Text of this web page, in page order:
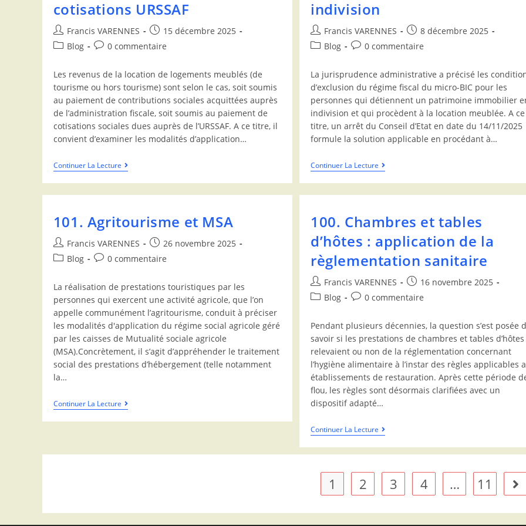
cotisations URSSAF
Francis VARENNES
15 décembre 2025
Blog
0 commentaire
Les revenus de la location de logements meublés (de
tourisme ou hors tourisme) sont selon le cas, soit soumis
au paiement de contributions sociales acquittées auprès
de l’administration fiscale, soit soumis au paiement de
cotisations sociales dues auprès de l’URSSAF. A ce titre, il
convient d’examiner les modalités d’application…
Continuer La Lecture
indivision
Francis VARENNES
8 décembre 2025
Blog
0 commentaire
La jurisprudence administrative a précisé les
d’exclusion du régime fiscal du micro-BIC pour les
personnes qui détiennent un patrimoine immobilier
indivision et qui procèdent à la location meublée. A ce
titre, un arrêt du Conseil d’Etat en date du 14/11/2025
formule la solution applicable en procédant à…
Continuer La Lecture
101. Agritourisme et MSA
Francis VARENNES
26 novembre 2025
Blog
0 commentaire
La réalisation de prestations touristiques par les
personnes qui exercent une activité agricole, que l’on
appelle communément l’agritourisme, conduit à préciser
les modalités d'application du régime social agricole géré
par les caisses de Mutualité sociale agricole
(MSA).Concrètement, il s’agit d’appréhender le traitement
social des prestations d’hébergement (telle notamment
la…
Continuer La Lecture
100. Chambres et tables
d’hôtes : application de la
règlementation sanitaire
Francis VARENNES
16 novembre 2025
Blog
0 commentaire
Pendant plusieurs décennies, la question s’est posée
savoir si les prestations de chambres et tables d’hôtes
relevaient ou non de la réglementation concernant
l’hygiène alimentaire à l’instar des règles applicables
établissements de restauration. Après cette période
flou, les règles sont désormais clarifiées avec un
dispositif adapté…
Continuer La Lecture
1 2 3 4 … 11